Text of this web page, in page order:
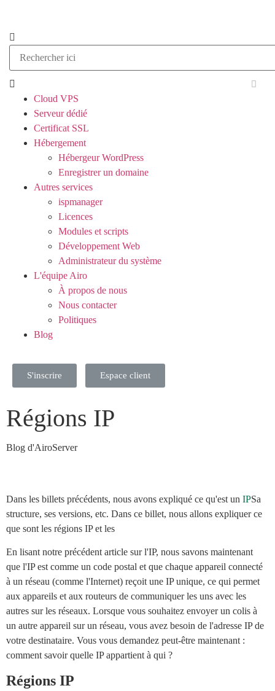
Cloud VPS
Serveur dédié
Certificat SSL
Hébergement
Hébergeur WordPress
Enregistrer un domaine
Autres services
ispmanager
Licences
Modules et scripts
Développement Web
Administrateur du système
L'équipe Airo
À propos de nous
Nous contacter
Politiques
Blog
S'inscrire Espace client
Régions IP
Blog d'AiroServer
Dans les billets précédents, nous avons expliqué ce qu'est un IPSa
structure, ses versions, etc. Dans ce billet, nous allons expliquer ce
que sont les régions IP et les
En lisant notre précédent article sur l'IP, nous savons maintenant
que l'IP est comme un code postal et que chaque appareil connecté
à un réseau (comme l'Internet) reçoit une IP unique, ce qui permet
aux appareils et aux routeurs de communiquer les uns avec les
autres sur les réseaux. Lorsque vous souhaitez envoyer un colis à
un autre appareil sur un réseau, vous avez besoin de l'adresse IP de
votre destinataire. Vous vous demandez peut-être maintenant :
comment savoir quelle IP appartient à qui ?
Régions IP